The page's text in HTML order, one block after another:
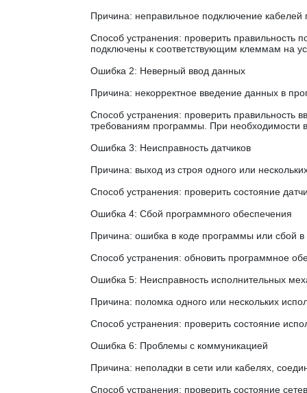
Причина: неправильное подключение кабелей
Способ устранения: проверить правильность
подключены к соответствующим клеммам на
Ошибка 2: Неверный ввод данных
Причина: некорректное введение данных в
Способ устранения: проверить правильность
требованиям программы. При необходимости
Ошибка 3: Неисправность датчиков
Причина: выход из строя одного или
Способ устранения: проверить состояние
Ошибка 4: Сбой программного обеспечения
Причина: ошибка в коде программы или сбой
Способ устранения: обновить программное
Ошибка 5: Неисправность исполнительных
Причина: поломка одного или нескольких
Способ устранения: проверить состояние
Ошибка 6: Проблемы с коммуникацией
Причина: неполадки в сети или кабелях,
Способ устранения: проверить состояние